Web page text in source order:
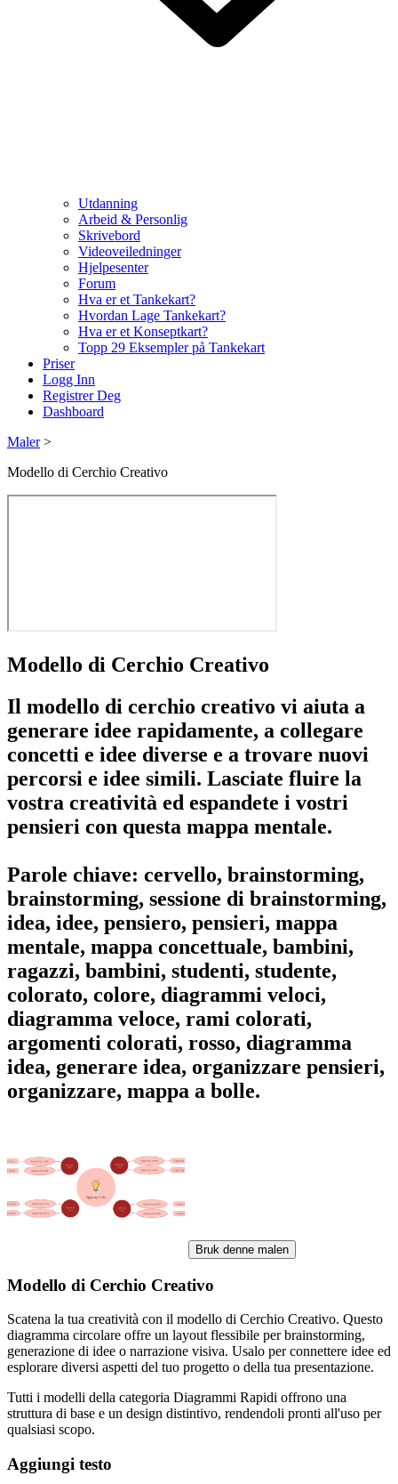
Utdanning
Arbeid & Personlig
Skrivebord
Videoveiledninger
Hjelpesenter
Forum
Hva er et Tankekart?
Hvordan Lage Tankekart?
Hva er et Konseptkart?
Topp 29 Eksempler på Tankekart
Priser
Logg Inn
Registrer Deg
Dashboard
Maler >
Modello di Cerchio Creativo
Modello di Cerchio Creativo
Il modello di cerchio creativo vi aiuta a
generare idee rapidamente, a collegare
concetti e idee diverse e a trovare nuovi
percorsi e idee simili. Lasciate fluire la
vostra creatività ed espandete i vostri
pensieri con questa mappa mentale.
Parole chiave: cervello, brainstorming,
brainstorming, sessione di brainstorming,
idea, idee, pensiero, pensieri, mappa
mentale, mappa concettuale, bambini,
ragazzi, bambini, studenti, studente,
colorato, colore, diagrammi veloci,
diagramma veloce, rami colorati,
argomenti colorati, rosso, diagramma
idea, generare idea, organizzare pensieri,
organizzare, mappa a bolle.
Bruk denne malen
Modello di Cerchio Creativo
Scatena la tua creatività con il modello di Cerchio Creativo. Questo
diagramma circolare offre un layout flessibile per brainstorming,
generazione di idee o narrazione visiva. Usalo per connettere idee ed
esplorare diversi aspetti del tuo progetto o della tua presentazione.
Tutti i modelli della categoria Diagrammi Rapidi offrono una
struttura di base e un design distintivo, rendendoli pronti all'uso per
qualsiasi scopo.
Aggiungi testo